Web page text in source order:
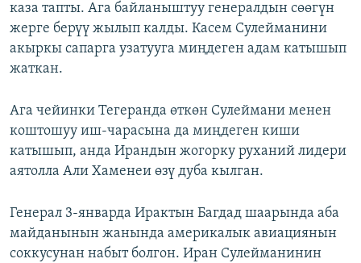
каза тапты. Ага байланыштуу генералдын сөөгүн
жерге берүү жылып калды. Касем Сулейманини
акыркы сапарга узатууга миңдеген адам катышып
жаткан.
Ага чейинки Тегеранда өткөн Сулеймани менен
коштошуу иш-чарасына да миңдеген киши
катышып, анда Ирандын жогорку руханий лидери
аятолла Али Хаменеи өзү дуба кылган.
Генерал 3-январда Ирактын Багдад шаарында аба
майданынын жанында америкалык авиациянын
соккусунан набыт болгон. Иран Сулейманинин